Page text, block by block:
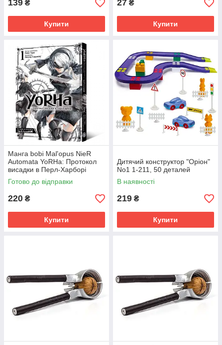
139 ₴
Купити
27 ₴
Купити
Манга bobi Mal'opus NieR
Automata YoRHa: Протокол
висадки в Перл-Харборі
українською мовою 1 M M
NRA 1
Готово до відправки
220 ₴
Купити
Дитячий конструктор "Оріон"
No1 1-211, 50 деталей
В наявності
219 ₴
Купити